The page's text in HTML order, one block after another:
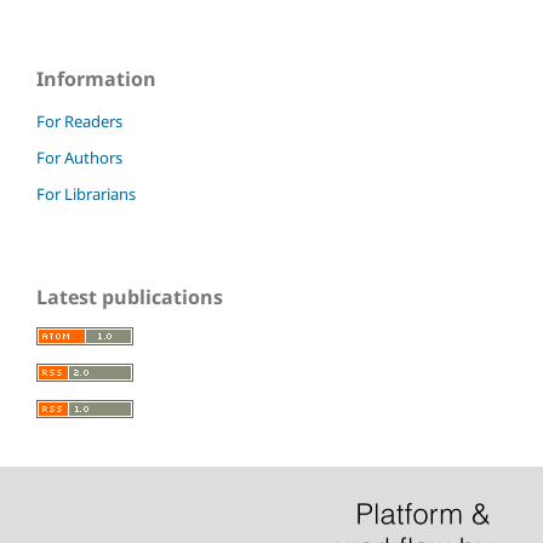
Information
For Readers
For Authors
For Librarians
Latest publications